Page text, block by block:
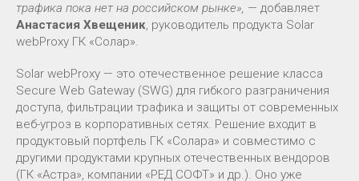
трафика пока нет на российском рынке», — добавляет
Анастасия Хвещеник, руководитель продукта Solar
webProxy ГК «Солар».
Solar webProxy — это отечественное решение класса
Secure Web Gateway (SWG) для гибкого разграничения
доступа, фильтрации трафика и защиты от современных
веб-угроз в корпоративных сетях. Решение входит в
продуктовый портфель ГК «Солара» и совместимо с
другими продуктами крупных отечественных вендоров
(ГК «Астра», компании «РЕД СОФТ» и др.). Оно уже